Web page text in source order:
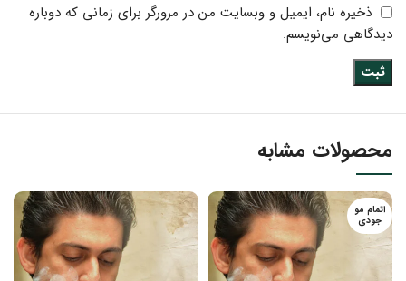
ذخیره نام، ایمیل و وبسایت من در مرورگر برای زمانی که دوباره
دیدگاهی می‌نویسم.
محصولات مشابه
اتمام مو
جودی